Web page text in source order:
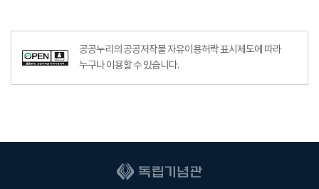
공공누리의 공공저작물 자유이용허락 표시제도에 따라
누구나 이용할 수 있습니다.